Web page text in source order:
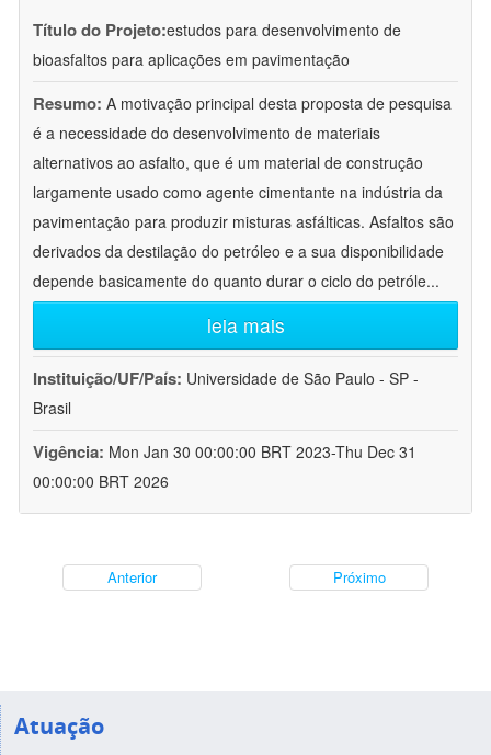
Título do Projeto:estudos para desenvolvimento de
bioasfaltos para aplicações em pavimentação
Resumo: A motivação principal desta proposta de pesquisa
é a necessidade do desenvolvimento de materiais
alternativos ao asfalto, que é um material de construção
largamente usado como agente cimentante na indústria da
pavimentação para produzir misturas asfálticas. Asfaltos são
derivados da destilação do petróleo e a sua disponibilidade
depende basicamente do quanto durar o ciclo do petróle...
leia mais
Instituição/UF/País: Universidade de São Paulo - SP -
Brasil
Vigência: Mon Jan 30 00:00:00 BRT 2023-Thu Dec 31
00:00:00 BRT 2026
Anterior Próximo
Atuação